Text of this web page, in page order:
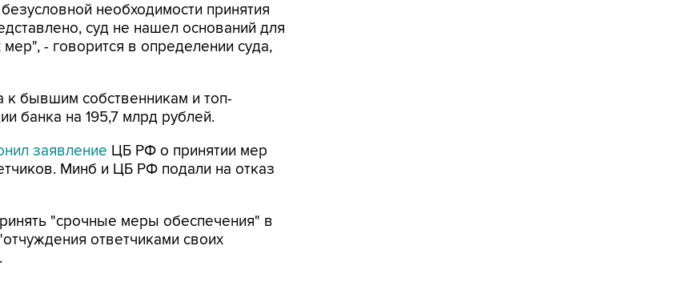
необходимости принятия
суд не нашел оснований для
- говорится в определении суда,
к бывшим собственникам и топ-
банка на 195,7 млрд рублей.
заявление ЦБ РФ о принятии мер
Минб и ЦБ РФ подали на отказ
"срочные меры обеспечения" в
ответчиками своих